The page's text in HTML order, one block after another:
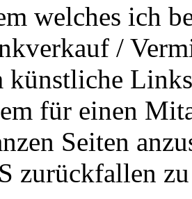
welches ich
/
künstliche
für einen
Seiten
zurückfallen